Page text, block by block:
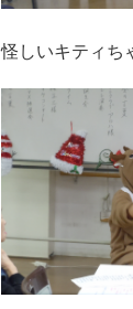
怪しいキティち